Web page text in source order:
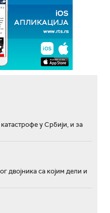
у Србији, и за
двојника са којим дели и